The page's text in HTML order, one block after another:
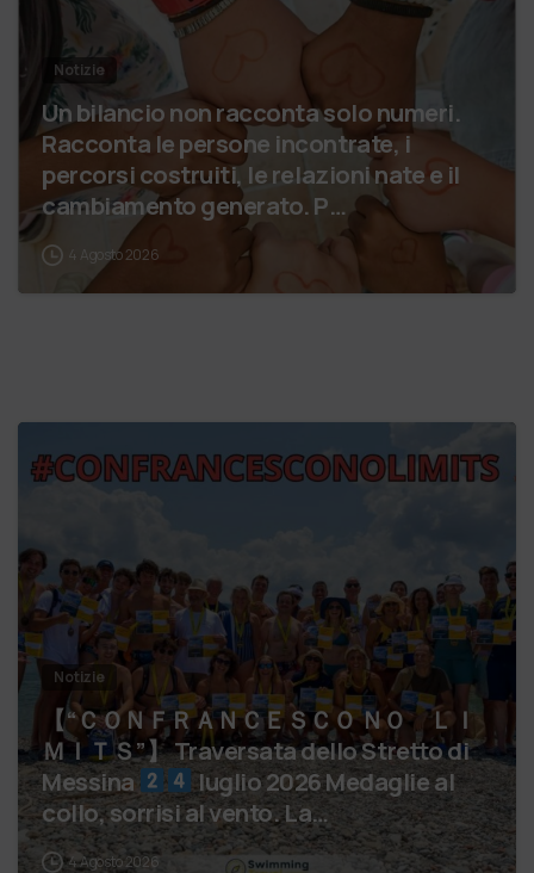
Notizie
Un bilancio non racconta solo numeri.
Racconta le persone incontrate, i
percorsi costruiti, le relazioni nate e il
cambiamento generato. P…
4 Agosto 2026
Notizie
【 “ＣＯＮＦＲＡＮＣＥＳＣＯ ＮＯ ＬＩ
ＭＩＴＳ”】 Traversata dello Stretto di
Messina
luglio 2026 Medaglie al
collo, sorrisi al vento. La…
4 Agosto 2026